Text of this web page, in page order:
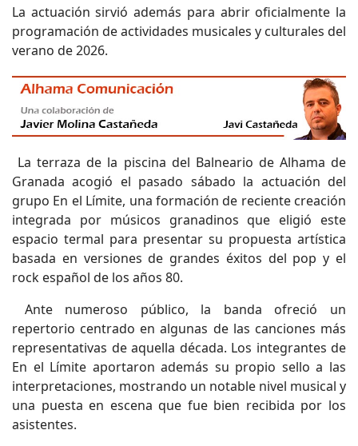
La actuación sirvió además para abrir oficialmente la
programación de actividades musicales y culturales del
verano de 2026.
La terraza de la piscina del Balneario de Alhama de
Granada acogió el pasado sábado la actuación del
grupo En el Límite, una formación de reciente creación
integrada por músicos granadinos que eligió este
espacio termal para presentar su propuesta artística
basada en versiones de grandes éxitos del pop y el
rock español de los años 80.
Ante numeroso público, la banda ofreció un
repertorio centrado en algunas de las canciones más
representativas de aquella década. Los integrantes de
En el Límite aportaron además su propio sello a las
interpretaciones, mostrando un notable nivel musical y
una puesta en escena que fue bien recibida por los
asistentes.